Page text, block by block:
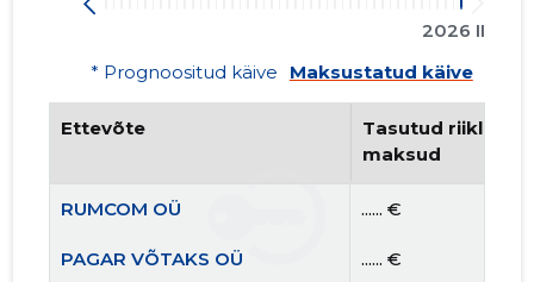
2026 II
* Prognoositud käive
Maksustatud käive
Ettevõte
Tasutud riiklikud
maksud
RUMCOM OÜ ...... €
PAGAR VÕTAKS OÜ ...... €